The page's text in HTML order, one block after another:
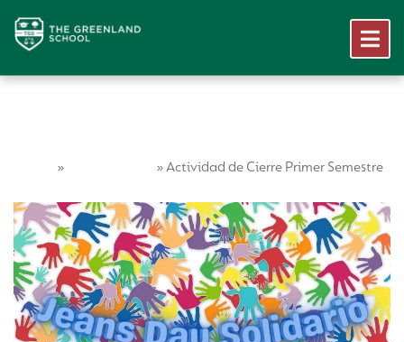
» »Actividad de Cierre Primer Semestre